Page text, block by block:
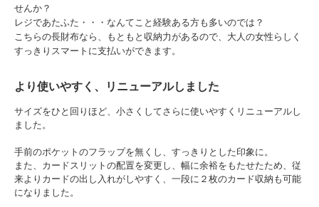
せんか？
レジであたふた・・・なんてこと経験ある方も多いのでは？
こちらの長財布なら、もともと収納力があるので、大人の女性らしく
すっきりスマートに支払いができます。
より使いやすく、リニューアルしました
サイズをひと回りほど、小さくしてさらに使いやすくリニューアルし
ました。
手前のポケットのフラップを無くし、すっきりとした印象に。
また、カードスリットの配置を変更し、幅に余裕をもたせたため、従
来よりカードの出し入れがしやすく、一段に２枚のカード収納も可能
になりました。